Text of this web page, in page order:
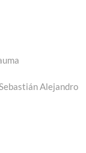
Alejandro